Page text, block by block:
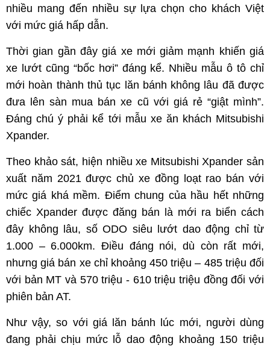
nhiều mang đến nhiều sự lựa chọn cho khách Việt
với mức giá hấp dẫn.
Thời gian gần đây giá xe mới giảm mạnh khiến giá
xe lướt cũng “bốc hơi” đáng kể. Nhiều mẫu ô tô chỉ
mới hoàn thành thủ tục lăn bánh không lâu đã được
đưa lên sàn mua bán xe cũ với giá rẻ “giật mình”.
Đáng chú ý phải kể tới mẫu xe ăn khách Mitsubishi
Xpander.
Theo khảo sát, hiện nhiều xe Mitsubishi Xpander sản
xuất năm 2021 được chủ xe đồng loạt rao bán với
mức giá khá mềm. Điểm chung của hầu hết những
chiếc Xpander được đăng bán là mới ra biển cách
đây không lâu, số ODO siêu lướt dao động chỉ từ
1.000 – 6.000km. Điều đáng nói, dù còn rất mới,
nhưng giá bán xe chỉ khoảng 450 triệu – 485 triệu đối
với bản MT và 570 triệu - 610 triệu triệu đồng đối với
phiên bản AT.
Như vậy, so với giá lăn bánh lúc mới, người dùng
đang phải chịu mức lỗ dao động khoảng 150 triệu